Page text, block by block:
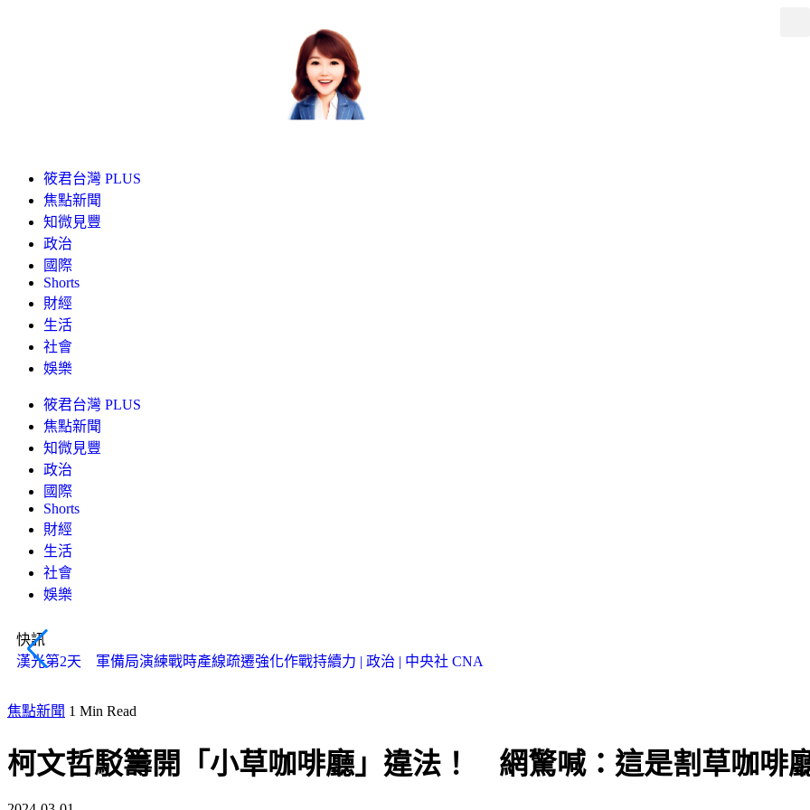
筱君台灣 PLUS
焦點新聞
知微見豐
政治
國際
Shorts
財經
生活
社會
娛樂
筱君台灣 PLUS
焦點新聞
知微見豐
政治
國際
Shorts
財經
生活
社會
娛樂
快訊
漢光第2天 軍備局演練戰時產線疏遷強化作戰持續力 | 政治 | 中央社 CNA
焦點新聞 1 Min Read
柯文哲駁籌開「小草咖啡廳」違法！ 網驚喊：這是割草咖啡